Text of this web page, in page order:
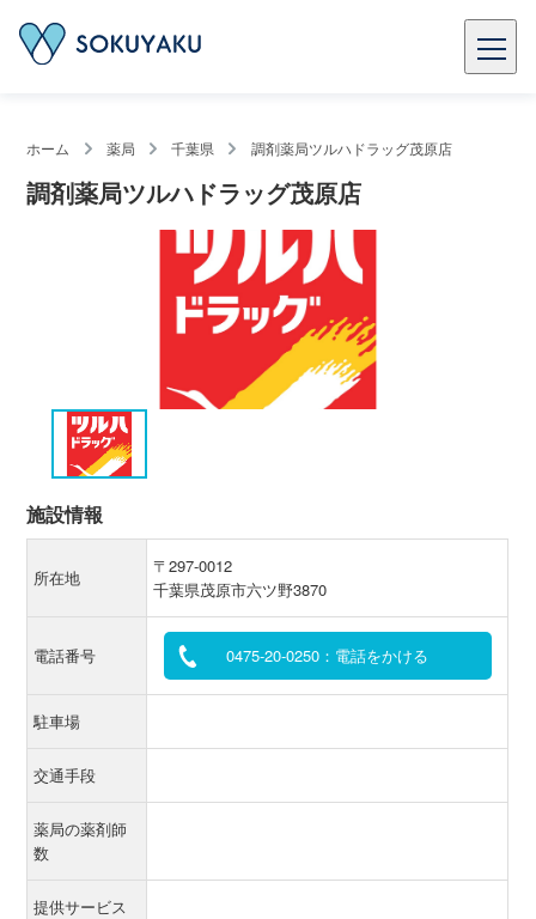
ホーム 薬局 千葉県 調剤薬局ツルハドラッグ茂原店
調剤薬局ツルハドラッグ茂原店
施設情報
所在地
〒297-0012
千葉県茂原市六ツ野3870
電話番号 0475-20-0250：電話をかける
駐車場
交通手段
薬局の薬剤師
数
提供サービス